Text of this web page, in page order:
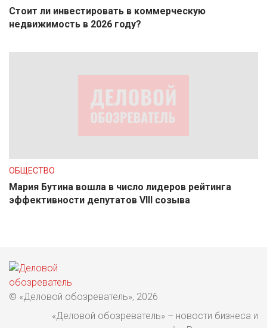
Стоит ли инвестировать в коммерческую
недвижимость в 2026 году?
ОБЩЕСТВО
Мария Бутина вошла в число лидеров рейтинга
эффективности депутатов VIII созыва
© «Деловой обозреватель», 2026
«Деловой обозреватель» – новости бизнеса и